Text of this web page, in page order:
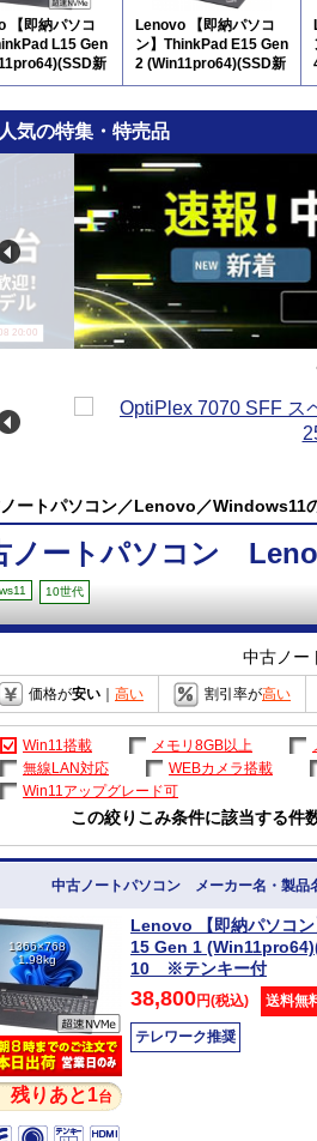
【即納パソコ
L15 Gen
新
※テンキー
Lenovo 【即納パソコ
ン】ThinkPad E15 Gen
2 (Win11pro64)(SSD新
品) 5N11 ※テンキー
人気の特集・特売品
20:00
ートパソコン／Lenovo／Windows11
ノートパソコン
10世代
中古ノー
価格が安い 高い 割引率が高い
Win11搭載 メモリ8GB以上
無線LAN対応
WEBカメラ搭載
Win11アップグレード可
この絞りこみ条件に該当する件
中古ノートパソコン メーカー名・製品
1366×768
1.98kg
残りあと1台
Lenovo 【即納パソコ
15 Gen 1
10 ※テンキー付
38,800円(税込) 送料無
テレワーク推奨